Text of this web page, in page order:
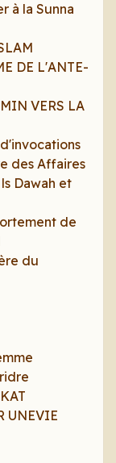
à la Sunna
DE L'ANTE-
VERS LA
des Affaires
Dawah et
de
du
UNEVIE